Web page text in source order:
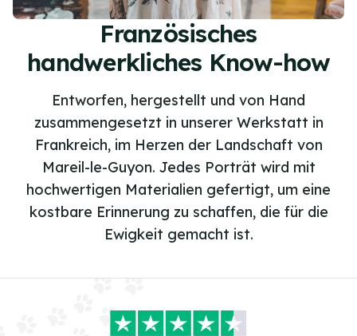
Französisches
handwerkliches Know-how
Entworfen, hergestellt und von Hand
zusammengesetzt in unserer Werkstatt in
Frankreich, im Herzen der Landschaft von
Mareil-le-Guyon. Jedes Porträt wird mit
hochwertigen Materialien gefertigt, um eine
kostbare Erinnerung zu schaffen, die für die
Ewigkeit gemacht ist.